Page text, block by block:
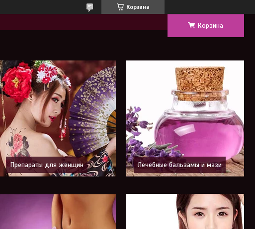
Корзина
Корзина
Препараты для женщин Лечебные бальзамы и мази